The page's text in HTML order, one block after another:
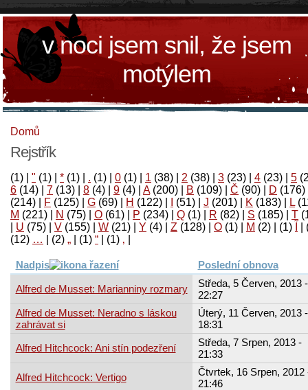
v noci jsem snil, že jsem
motýlem
Domů
Rejstřík
(1) " (1) * (1) . (1) 0 (1) 1 (38) 2 (38) 3 (23) 4 (23) 5
6 (14) 7 (13) 8 (4) 9 (4) A(200) B (109) Č (90) D (176)
(214)
F (125) G (69) H (122) (51) J (201) K (183) L
M (221) N (75) O (61) P (234) Q (1) R (82) S (185) T
U (75) V (155) W (21) Y (4) Z (128) Ο (1) М (2)
(1)
‚
(1)
“
(1)
„
(2)
…
(12)
Nadpis Poslední obnova
Alfred de Musset: Marianniny rozmary
Středa, 5 Červen, 2013 -
22:27
Alfred de Musset: Neradno s láskou
zahrávat si
Úterý, 11 Červen, 2013 -
18:31
Alfred Hitchcock: Ani stín podezření
Středa, 7 Srpen, 2013 -
21:33
Alfred Hitchcock: Vertigo
Čtvrtek, 16 Srpen, 2012
21:46